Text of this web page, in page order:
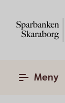
Meny